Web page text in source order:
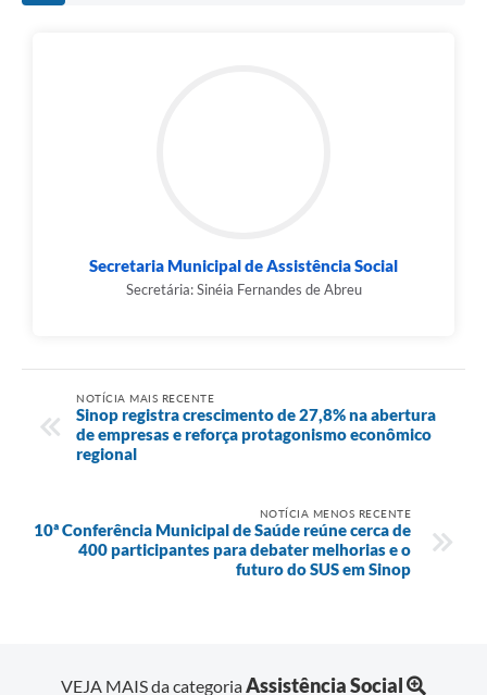
Secretaria Municipal de Assistência Social
Secretária: Sinéia Fernandes de Abreu
NOTÍCIA MAIS RECENTE
Sinop registra crescimento de 27,8% na abertura
de empresas e reforça protagonismo econômico
regional
NOTÍCIA MENOS RECENTE
10ª Conferência Municipal de Saúde reúne cerca de
400 participantes para debater melhorias e o
futuro do SUS em Sinop
VEJA MAIS da categoriaAssistência Social